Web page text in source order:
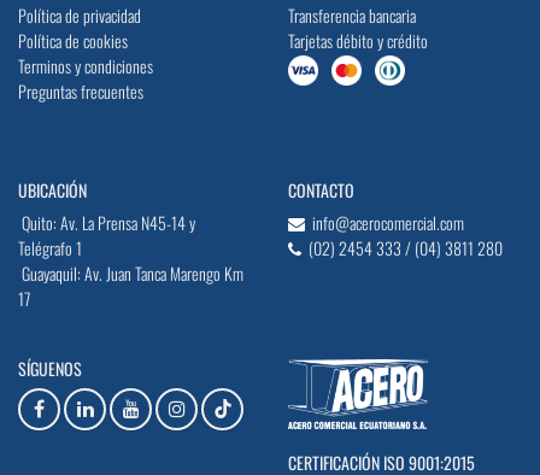
Política de privacidad
Política de cookies
Terminos y condiciones
Preguntas frecuentes
Transferencia bancaria
Tarjetas débito y crédito
UBICACIÓN
Quito: Av. La Prensa N45-14 y
Telégrafo 1
Guayaquil: Av. Juan Tanca Marengo Km
17
CONTACTO
info@acerocomercial.com
(02) 2454 333 / (04) 3811 280
SÍGUENOS
CERTIFICACIÓN ISO 9001:2015